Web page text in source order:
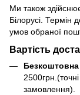
Ми також
Білорусі. Термін
умов обраної
Вартість
замовлення).